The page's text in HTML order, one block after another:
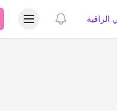
الراقية عرض الإشعارات
عرض